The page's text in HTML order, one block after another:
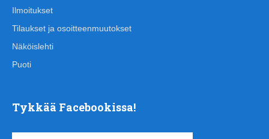
Ilmoitukset
Tilaukset ja osoitteenmuutokset
Näköislehti
Puoti
Tykkää Facebookissa!